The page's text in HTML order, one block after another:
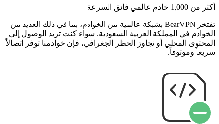
أكثر من 1,000 خادم عالمي فائق السرعة
تفتخر BearVPN بشبكة عالمية من الخوادم، بما في ذلك العديد من
الخوادم في المملكة العربية السعودية. سواء كنت تريد الوصول إلى
المحتوى المحلي أو تجاوز الحظر الجغرافي، فإن خوادمنا توفر اتصالاً
سريعاً وموثوقاً.